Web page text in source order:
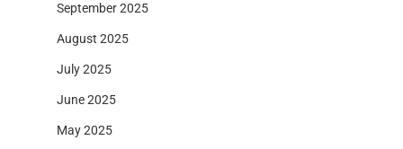
September 2025
August 2025
July 2025
June 2025
May 2025